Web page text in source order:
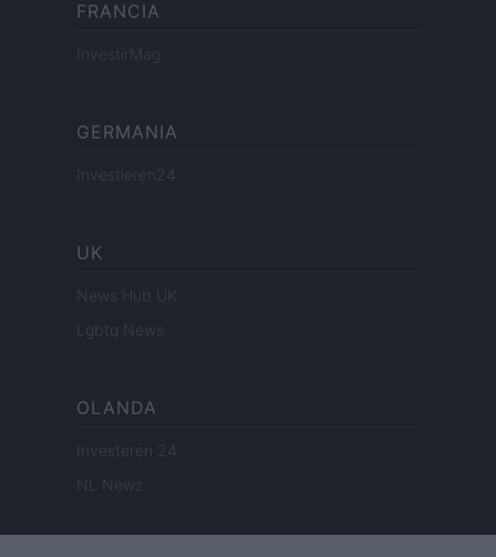
FRANCIA
InvestirMag
GERMANIA
Investieren24
UK
News Hub UK
Lgbtq News
OLANDA
Investeren 24
NL Newz